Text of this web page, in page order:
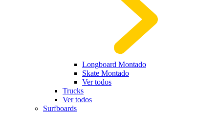
Longboard Montado
Skate Montado
Ver todos
Trucks
Ver todos
Surfboards